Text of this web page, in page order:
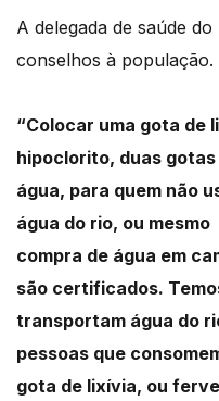
A delegada de saúde
conselhos à população.
“Colocar uma gota de
hipoclorito, duas
água, para quem não
água do rio, ou
compra de água em
são certificados.
transportam água do
pessoas que
gota de lixívia, ou